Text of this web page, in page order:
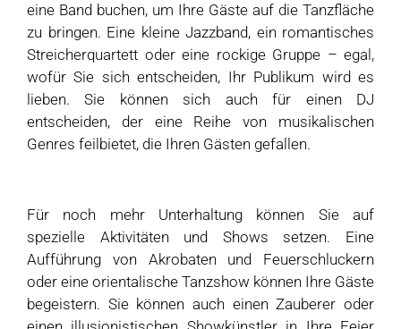
eine Band buchen, um Ihre Gäste auf die Tanzfläche
zu bringen. Eine kleine Jazzband, ein romantisches
Streicherquartett oder eine rockige Gruppe – egal,
wofür Sie sich entscheiden, Ihr Publikum wird es
lieben. Sie können sich auch für einen DJ
entscheiden, der eine Reihe von musikalischen
Genres feilbietet, die Ihren Gästen gefallen.
Für noch mehr Unterhaltung können Sie auf
spezielle Aktivitäten und Shows setzen. Eine
Aufführung von Akrobaten und Feuerschluckern
oder eine orientalische Tanzshow können Ihre Gäste
begeistern. Sie können auch einen Zauberer oder